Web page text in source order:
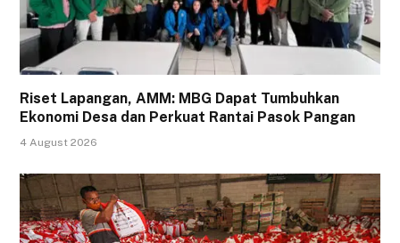
Riset Lapangan, AMM: MBG Dapat Tumbuhkan
Ekonomi Desa dan Perkuat Rantai Pasok Pangan
4 August 2026